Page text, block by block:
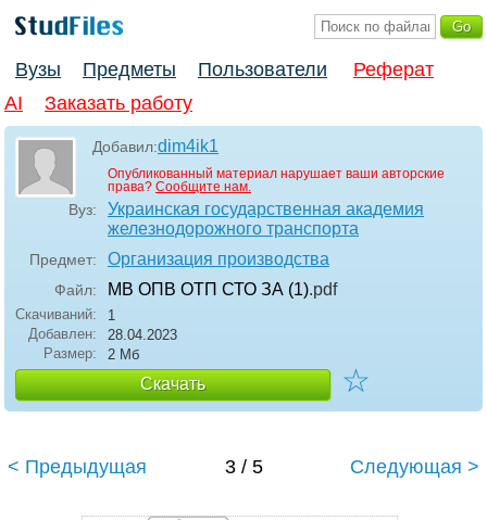
Вузы Предметы Пользователи
Реферат
AI
Заказать работу
Добавил:dim4ik1
Опубликованный материал нарушает ваши авторские
права? Сообщите нам.
Вуз:
Украинская государственная академия
железнодорожного транспорта
Предмет: Организация производства
Файл: МВ ОПВ ОТП СТО ЗА (1).pdf
Скачиваний:
1
Добавлен:
28.04.2023
Размер:
2 Мб
Скачать ☆
< Предыдущая 3 / 5 Следующая >